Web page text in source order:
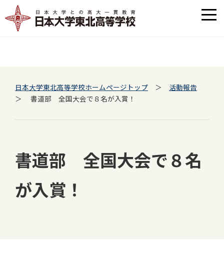
日本大学東北高等学校ホームページトップ ＞ 活動報告
＞ 書道部 全国大会で８名が入賞！
書道部 全国大会で８名
が入賞！